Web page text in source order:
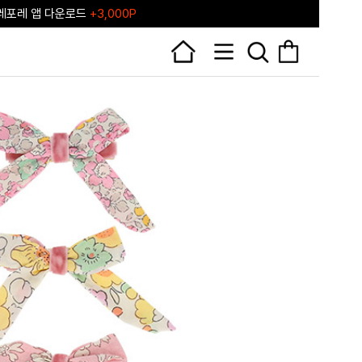
레♥ 포레포레 공식 리세일 마켓